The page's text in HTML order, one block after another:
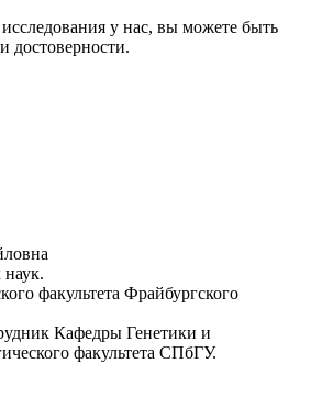
у нас, вы можете быть
достоверности.
факультета Фрайбургского
Кафедры Генетики и
факультета СПбГУ.